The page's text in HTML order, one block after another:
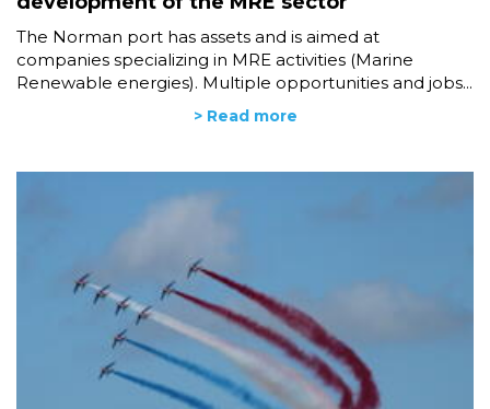
The Norman port has assets and is aimed at
companies specializing in MRE activities (Marine
Renewable energies). Multiple opportunities and jobs...
> Read more